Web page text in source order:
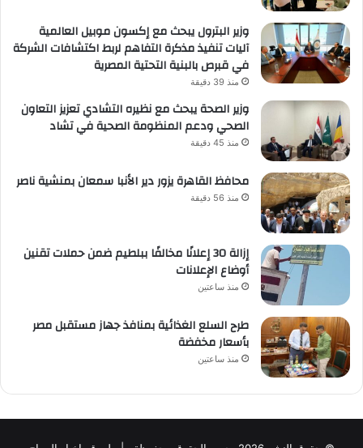
وزير البترول يبحث مع إكسون موبيل العالمية
آليات تنفيذ مذكرة التفاهم لربط اكتشافات الشركة
في قبرص بالبنية التحتية المصرية
منذ 39 دقيقة
وزير الصحة يبحث مع نظيره التشادي تعزيز التعاون
الصحي ودعم المنظومة الصحية في تشاد
منذ 45 دقيقة
محافظ القاهرة يزور دير الأنبا سمعان بمنشية ناصر
منذ 56 دقيقة
إزالة 30 إعلانًا مخالفًا ببلطيم ضمن حملات تقنين
أوضاع الإعلانات
منذ ساعتين
طرح السلع الغذائية بمنافذ جهاز مستقبل مصر
بأسعار مخفضة
منذ ساعتين